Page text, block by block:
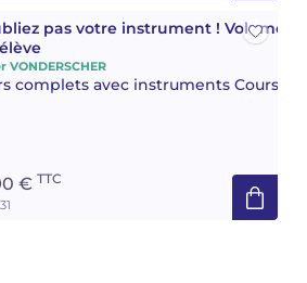
pas votre instrument ! Volume 2
VONDERSCHER
complets avec instruments Cours
€ TTC